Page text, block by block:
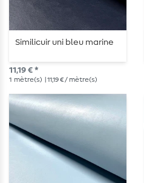
Similicuir uni bleu marine
11,19 € *
1 mètre(s) | 11,19 € / mètre(s)